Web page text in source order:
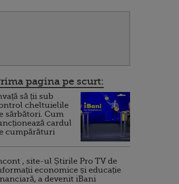
pagina pe scurt:
să ții sub
cheltuielile
sărbători. Cum
cardul
cumpărături
, site-ul Știrile Pro TV de
economice și educație
a devenit iBani